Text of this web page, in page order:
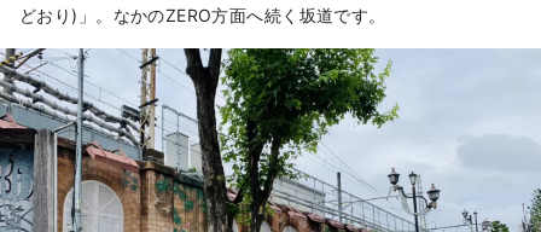
どおり)」。なかのZERO方面へ続く坂道です。